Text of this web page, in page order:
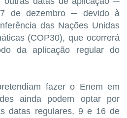
de dezembro ─ devido à
das Nações Unidas
(COP30), que ocorrerá
da aplicação regular do
fazer o Enem em
ainda podem optar por
datas regulares, 9 e 16 de